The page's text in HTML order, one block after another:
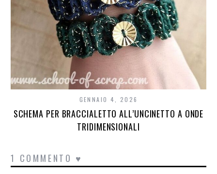
GENNAIO 4, 2026
SCHEMA PER BRACCIALETTO ALL’UNCINETTO A ONDE
TRIDIMENSIONALI
1 COMMENTO ♥